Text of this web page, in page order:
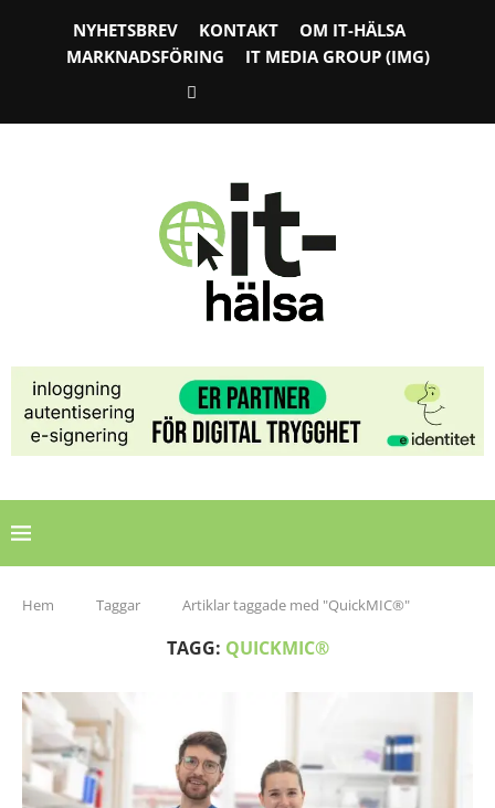
NYHETSBREV KONTAKT
OM IT-HÄLSA
MARKNADSFÖRING
IT MEDIA GROUP (IMG)
Hem Taggar Artiklar taggade med "QuickMIC®"
TAGG: QUICKMIC®